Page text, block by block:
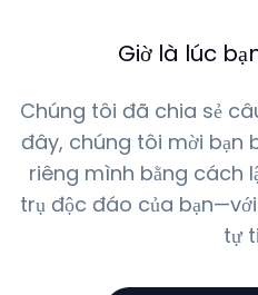
Giờ là lúc
Chúng tôi đã chia sẻ
đây, chúng tôi mời bạn
riêng mình bằng cách
trụ độc đáo của
tự